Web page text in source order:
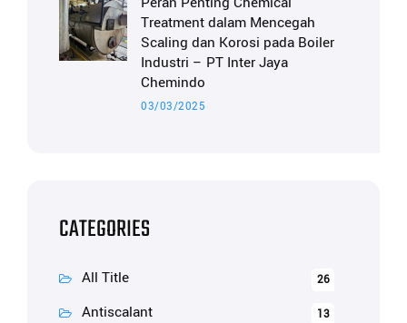
Treatment dalam Mencegah
Scaling dan Korosi pada Boiler
Industri – PT Inter Jaya
Chemindo
03/03/2025
CATEGORIES
All Title 26
Antiscalant 13